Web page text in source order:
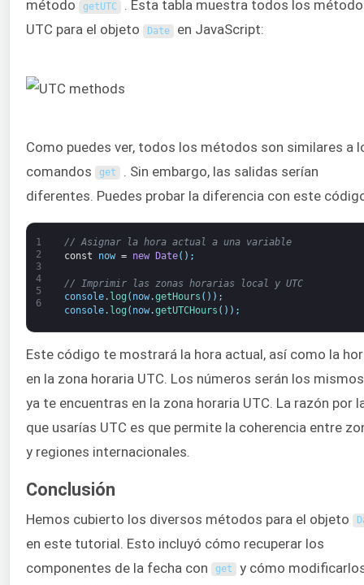
método getUTC . Esta tabla muestra todos los
UTC para el objeto
Date en JavaScript:
Como puedes ver, todos los métodos son similares a
comandos
get . Sin embargo, las salidas serían
diferentes. Puedes probar la diferencia con este
1
2
3
4
5
6
// Asignar la hora actual a una variable
const
now = new Date( ) ;
// Imprimir las zonas horarias local y UTC
console. log ( now.getHours ( ) ) ;
console. log ( now.getUTCHours ( ) ) ;
Este código te mostrará la hora actual, así como la
en la zona horaria UTC. Los números serán los
ya te encuentras en la zona horaria UTC. La razón por
que usarías UTC es que permite la coherencia entre
y regiones internacionales.
Conclusión
Hemos cubierto los diversos métodos para el objeto
en este tutorial. Esto incluyó cómo recuperar los
componentes de la fecha con
get y cómo